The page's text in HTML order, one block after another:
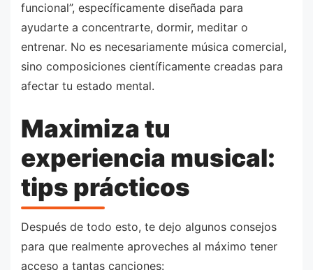
funcional”, específicamente diseñada para
ayudarte a concentrarte, dormir, meditar o
entrenar. No es necesariamente música comercial,
sino composiciones científicamente creadas para
afectar tu estado mental.
Maximiza tu
experiencia musical:
tips prácticos
Después de todo esto, te dejo algunos consejos
para que realmente aproveches al máximo tener
acceso a tantas canciones: